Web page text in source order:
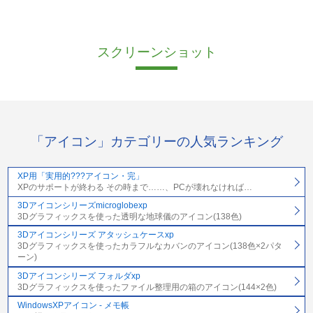
スクリーンショット
「アイコン」カテゴリーの人気ランキング
XP用「実用的???アイコン・完」
XPのサポートが終わる その時まで……、PCが壊れなければ…
3Dアイコンシリーズmicroglobexp
3Dグラフィックスを使った透明な地球儀のアイコン(138色)
3Dアイコンシリーズ アタッシュケースxp
3Dグラフィックスを使ったカラフルなカバンのアイコン(138色×2パタ
ーン)
3Dアイコンシリーズ フォルダxp
3Dグラフィックスを使ったファイル整理用の箱のアイコン(144×2色)
WindowsXPアイコン - メモ帳